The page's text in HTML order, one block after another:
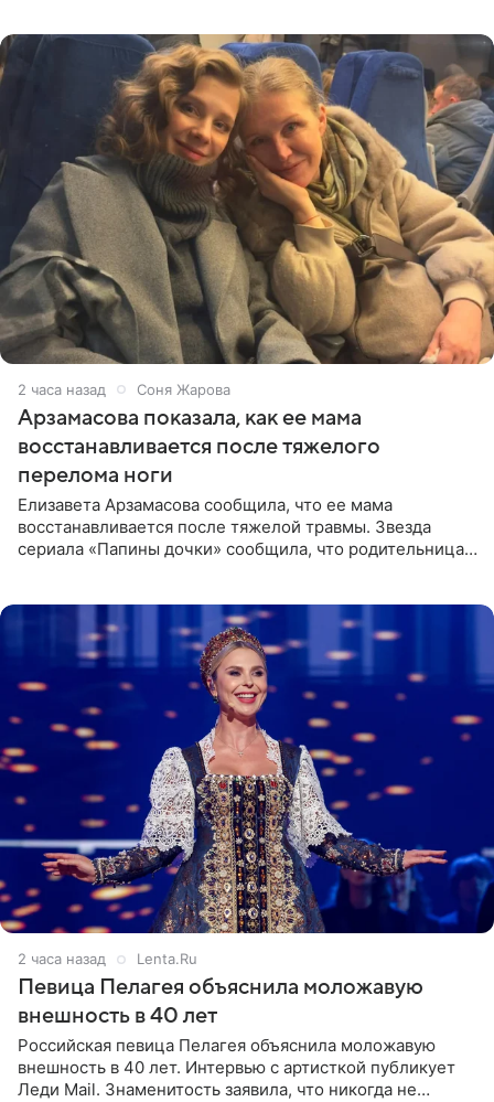
2 часа назад Соня Жарова
Арзамасова показала, как ее мама
восстанавливается после тяжелого
перелома ноги
Елизавета Арзамасова сообщила, что ее мама
восстанавливается после тяжелой травмы. Звезда
сериала «Папины дочки» сообщила, что родительница
2 часа назад Lenta.Ru
Певица Пелагея объяснила моложавую
внешность в 40 лет
Российская певица Пелагея объяснила моложавую
внешность в 40 лет. Интервью с артисткой публикует
Леди Mail. Знаменитость заявила, что никогда не